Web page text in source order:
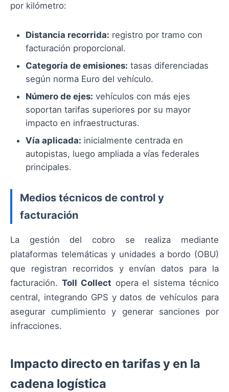
por kilómetro:
Distancia recorrida: registro por tramo con
facturación proporcional.
Categoría de emisiones: tasas diferenciadas
según norma Euro del vehículo.
Número de ejes: vehículos con más ejes
soportan tarifas superiores por su mayor
impacto en infraestructuras.
Vía aplicada: inicialmente centrada en
autopistas, luego ampliada a vías federales
principales.
Medios técnicos de control y
facturación
La gestión del cobro se realiza mediante
plataformas telemáticas y unidades a bordo (OBU)
que registran recorridos y envían datos para la
facturación. Toll Collect opera el sistema técnico
central, integrando GPS y datos de vehículos para
asegurar cumplimiento y generar sanciones por
infracciones.
Impacto directo en tarifas y en la
cadena logística